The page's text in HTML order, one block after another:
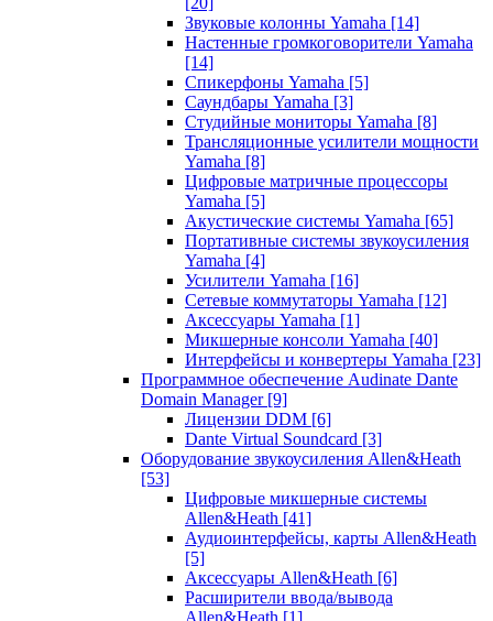
Звуковые колонны Yamaha [14]
Настенные громкоговорители Yamaha
[14]
Спикерфоны Yamaha [5]
Саундбары Yamaha [3]
Студийные мониторы Yamaha [8]
Трансляционные усилители мощности
Yamaha [8]
Цифровые матричные процессоры
Yamaha [5]
Акустические системы Yamaha [65]
Портативные системы звукоусиления
Yamaha [4]
Усилители Yamaha [16]
Сетевые коммутаторы Yamaha [12]
Аксессуары Yamaha [1]
Микшерные консоли Yamaha [40]
Интерфейсы и конвертеры Yamaha [23]
Программное обеспечение Audinate Dante
Domain Manager [9]
Лицензии DDM [6]
Dante Virtual Soundcard [3]
Оборудование звукоусиления Allen&Heath
[53]
Цифровые микшерные системы
Allen&Heath [41]
Аудиоинтерфейсы, карты Allen&Heath
[5]
Аксессуары Allen&Heath [6]
Расширители ввода/вывода
Allen&Heath [1]